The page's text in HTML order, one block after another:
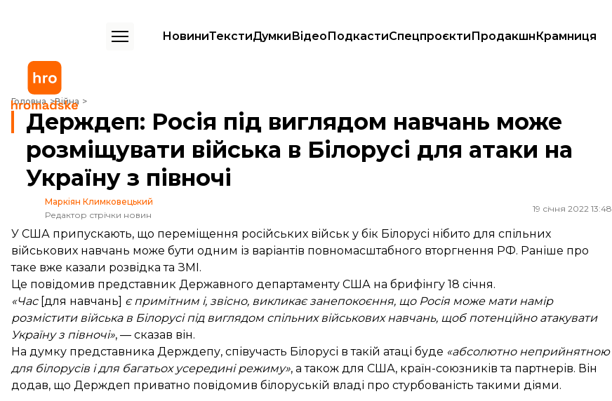
НовиниТекстиДумкиВідеоПодкастиСпецпроєктиПродакшнКрамниця
Головна Війна
Держдеп: Росія під виглядом навчань може розміщувати війська в Білорусі для атаки на Україну з півночі
Держдеп: Росія під виглядом навчань може
розміщувати війська в Білорусі для атаки на
Україну з півночі
Маркіян Климковецький
Редактор стрічки новин
19 січня 2022 13:48
У США припускають, що переміщення російських військ у бік Білорусі нібито для спільних
військових навчань може бути одним із варіантів повномасштабного вторгнення РФ. Раніше про
таке вже казали розвідка та ЗМІ.
Це повідомив представник Державного департаменту США на брифінгу 18 січня.
«Час [для навчань] є примітним і, звісно, ​​викликає занепокоєння, що Росія може мати намір
розмістити війська в Білорусі під виглядом спільних військових навчань, щоб потенційно атакувати
Україну з півночі», — сказав він.
На думку представника Держдепу, співучасть Білорусі в такій атаці буде «абсолютно неприйнятною
для білорусів і для багатьох усередині режиму», а також для США, країн-союзників та партнерів. Він
додав, що Держдеп приватно повідомив білоруській владі про стурбованість такими діями.